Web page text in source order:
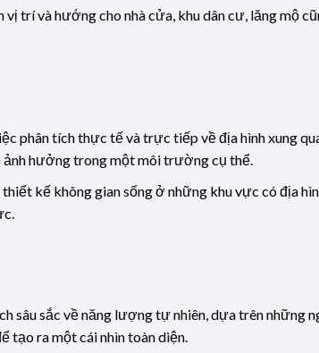
trí và hướng cho nhà cửa, khu dân cư, lăng mộ
phân tích thực tế và trực tiếp về địa hình xung
ảnh hưởng trong một môi trường cụ thể.
kế không gian sống ở những khu vực có địa
sâu sắc về năng lượng tự nhiên, dựa trên những
tạo ra một cái nhìn toàn diện.